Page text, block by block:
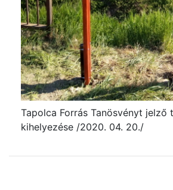
Tapolca Forrás Tanösvényt jelző
kihelyezése /2020. 04. 20./